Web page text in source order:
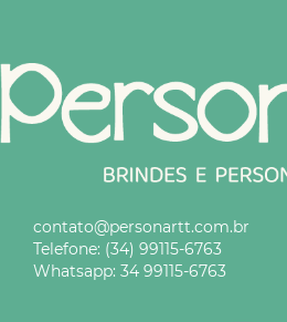
contato@personartt.com.br
Telefone: (34) 99115-6763
Whatsapp: 34 99115-6763